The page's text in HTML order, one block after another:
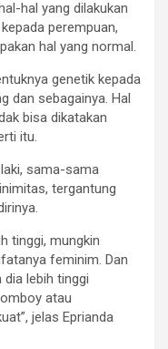
hal yang dilakukan
perempuan,
hal yang normal.
genetik kepada
dan sebagainya. Hal
bisa dikatakan
itu.
sama-sama
tergantung
tinggi, mungkin
feminim. Dan
lebih tinggi
atau
jelas Eprianda